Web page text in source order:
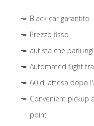
Black car garantito
Prezzo fisso
autista che parli
Automated flight
60 di attesa dopo
Convenient pickup
point